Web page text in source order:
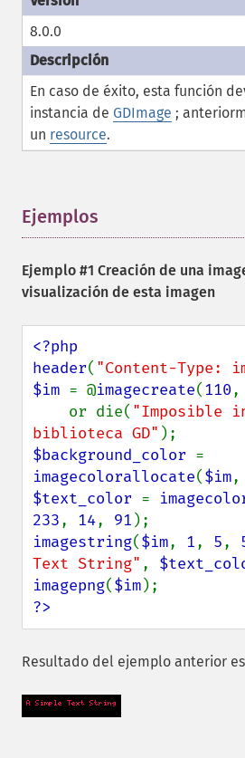
8.0.0
En caso de éxito, esta función
instancia de GDImage ;
un resource.
Ejemplos
Ejemplo #1 Creación de una
visualización de esta imagen
<?php
header( "Content-Type:
$im = @imagecreate(110,
    or die(
"Imposible
biblioteca GD"
$background_color
imagecolorallocate($im,
$text_color =
233, 14, 91
imagestring($im, 1, 5,
Text String" ,
imagepng($im
?>
Resultado del ejemplo anterior